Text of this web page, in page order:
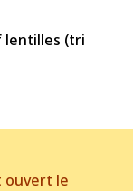
lentilles (tri
ouvert le